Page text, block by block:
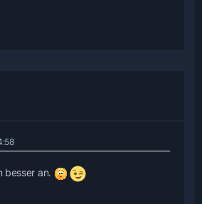
besser an.